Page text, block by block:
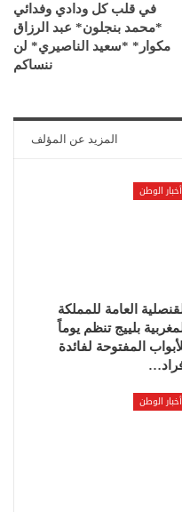
في قلب كل ودادي وفدائي
*محمد بنجلون* عبد الرزاق
مكوار* *سعيد الناصيري* لن
ننساكم
المزيد عن المؤلف
أخبار الوطن
العامة للمملكة
بلييج تنظم يوماً
المفتوحة لفائدة
أخبار الوطن